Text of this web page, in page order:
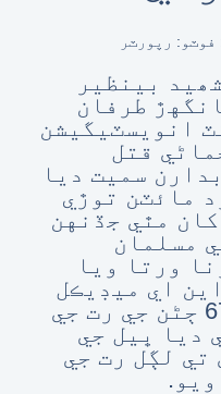
رپورٽر
بينظير
طرفان
قتل
4 جوابدارن سميت ديا
توڙي
جا 50 کان مٿي جڏنهن
مسلمان
ورتا ويا
اي ميڊيڪل
مطابق ٽوٽل 67 ڄڻن جي رت جي
ڀيل جي
لڳل رت جي